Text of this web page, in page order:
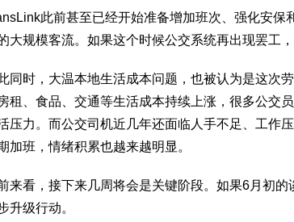
此前甚至已经开始准备增加班次、强化安保
大规模客流。如果这个时候公交系统再出现罢工
同时，大温本地生活成本问题，也被认为是这次
租、食品、交通等生活成本持续上涨，很多公交
压力。而公交司机近几年还面临人手不足、工作
加班，情绪积累也越来越明显。
来看，接下来几周将会是关键阶段。如果6月初
升级行动。